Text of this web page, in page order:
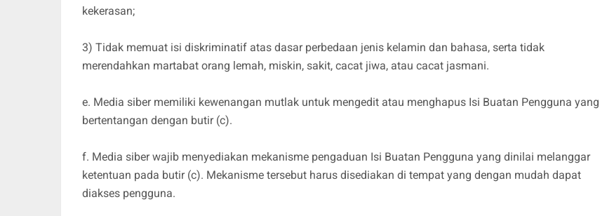
kekerasan;
3) Tidak memuat isi diskriminatif atas dasar perbedaan jenis kelamin dan bahasa, serta tidak
merendahkan martabat orang lemah, miskin, sakit, cacat jiwa, atau cacat jasmani.
e. Media siber memiliki kewenangan mutlak untuk mengedit atau menghapus Isi Buatan Pengguna yang
bertentangan dengan butir (c).
f. Media siber wajib menyediakan mekanisme pengaduan Isi Buatan Pengguna yang dinilai melanggar
ketentuan pada butir (c). Mekanisme tersebut harus disediakan di tempat yang dengan mudah dapat
diakses pengguna.